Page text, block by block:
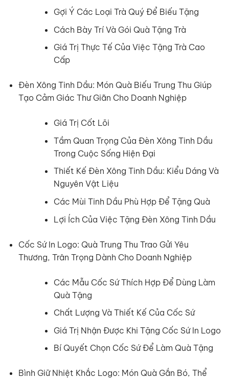
Gợi Ý Các Loại Trà Quý Để Biếu Tặng
Cách Bày Trí Và Gói Quà Tặng Trà
Giá Trị Thực Tế Của Việc Tặng Trà Cao
Cấp
Đèn Xông Tinh Dầu: Món Quà Biếu Trung Thu Giúp
Tạo Cảm Giác Thư Giãn Cho Doanh Nghiệp
Giá Trị Cốt Lõi
Tầm Quan Trọng Của Đèn Xông Tinh Dầu
Trong Cuộc Sống Hiện Đại
Thiết Kế Đèn Xông Tinh Dầu: Kiểu Dáng Và
Nguyên Vật Liệu
Các Mùi Tinh Dầu Phù Hợp Để Tặng Quà
Lợi Ích Của Việc Tặng Đèn Xông Tinh Dầu
Cốc Sứ In Logo: Quà Trung Thu Trao Gửi Yêu
Thương, Trân Trọng Dành Cho Doanh Nghiệp
Các Mẫu Cốc Sứ Thích Hợp Để Dùng Làm
Quà Tặng
Chất Lượng Và Thiết Kế Của Cốc Sứ
Giá Trị Nhận Được Khi Tặng Cốc Sứ In Logo
Bí Quyết Chọn Cốc Sứ Để Làm Quà Tặng
Bình Giữ Nhiệt Khắc Logo: Món Quà Gắn Bó, Thể